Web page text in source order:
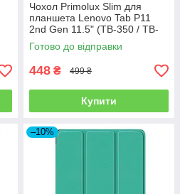
Чохол Primolux Slim для
планшета Lenovo Tab P11
2nd Gen 11.5" (TB-350 / TB-
355) - Grey
Готово до відправки
448 ₴ 499 ₴
Купити
–10%